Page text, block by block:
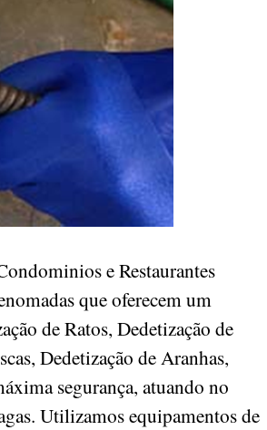
e Restaurantes
que oferecem um
de Ratos, Dedetização de
Dedetização de Aranhas,
segurança, atuando no
Utilizamos equipamentos de